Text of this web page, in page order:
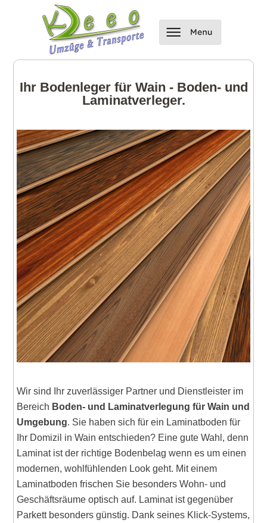
Ihr Bodenleger für Wain - Boden- und
Laminatverleger.
Wir sind Ihr zuverlässiger Partner und Dienstleister im
Bereich Boden- und Laminatverlegung für Wain und
Umgebung. Sie haben sich für ein Laminatboden für
Ihr Domizil in Wain entschieden? Eine gute Wahl, denn
Laminat ist der richtige Bodenbelag wenn es um einen
modernen, wohlfühlenden Look geht. Mit einem
Laminatboden frischen Sie besonders Wohn- und
Geschäftsräume optisch auf. Laminat ist gegenüber
Parkett besonders günstig. Dank seines Klick-Systems,